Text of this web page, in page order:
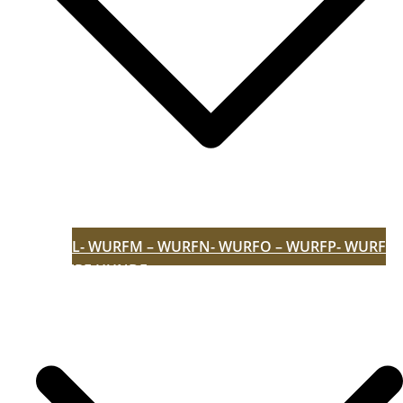
L- WURFM – WURFN- WURFO – WURFP- WURF
UNSERE HUNDE